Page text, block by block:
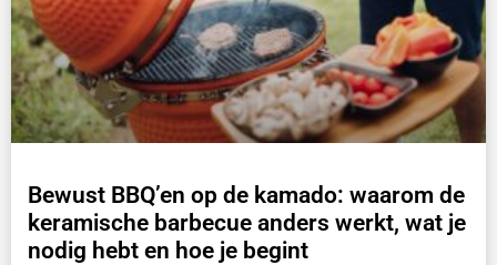
Bewust BBQ’en op de kamado: waarom de
keramische barbecue anders werkt, wat je
nodig hebt en hoe je begint